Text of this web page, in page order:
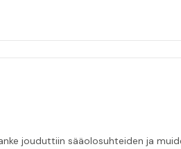
jouduttiin sääolosuhteiden ja